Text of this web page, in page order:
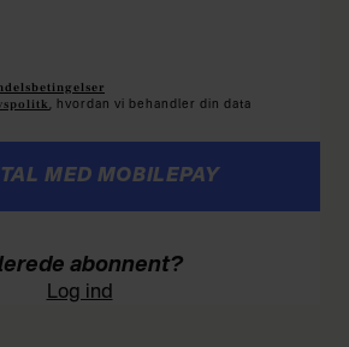
, hvordan vi behandler din data
MED MOBILEPAY
abonnent?
Log ind